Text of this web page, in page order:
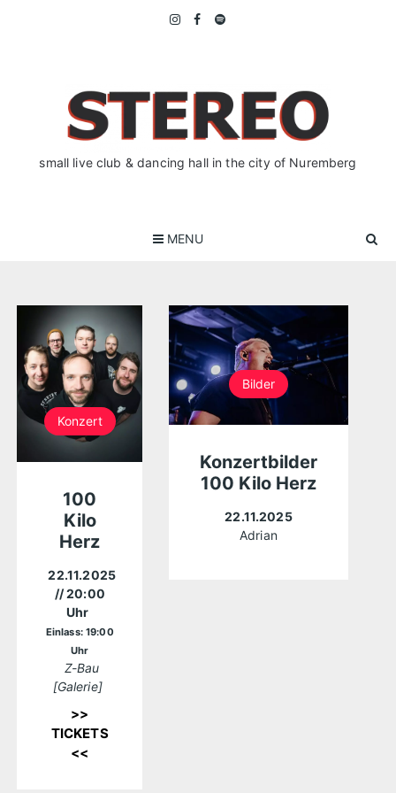
small live club & dancing hall in the city of Nuremberg
MENU
Konzert
100
Kilo
Herz
22.11.2025
// 20:00
Uhr
Einlass: 19:00
Uhr
Z-Bau
[Galerie]
>>
TICKETS
<<
Bilder
Konzertbilder
100 Kilo Herz
22.11.2025
Adrian